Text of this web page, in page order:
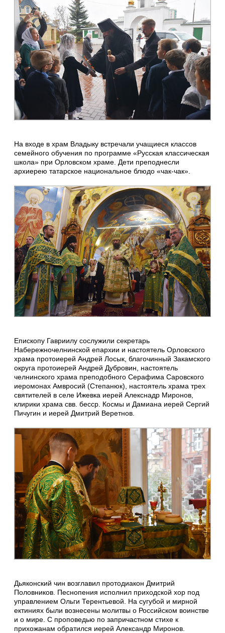
На входе в храм Владыку встречали учащиеся классов
семейного обучения по программе «Русская классическая
школа» при Орловском храме. Дети преподнесли
архиерею татарское национальное блюдо «чак-чак».
Епископу Гавриилу сослужили секретарь
Набережночелнинской епархии и настоятель Орловского
храма протоиерей Андрей Лосык, благочинный Закамского
округа протоиерей Андрей Дубровин, настоятель
челнинского храма преподобного Серафима Саровского
иеромонах Амвросий (Степанюк), настоятель храма трех
святителей в селе Ижевка иерей Алекснадр Миронов,
клирики храма свв. бесср. Космы и Дамиана иерей Сергий
Пичугин и иерей Дмитрий Веретнов.
Дьяконский чин возглавил протодиакон Дмитрий
Половников. Песнопения исполнил приходской хор под
управлением Ольги Терентьевой. На сугубой и мирной
ектиниях были вознесены молитвы о Российском воинстве
и о мире. С проповедью по запричастном стихе к
прихожанам обратился иерей Александр Миронов.